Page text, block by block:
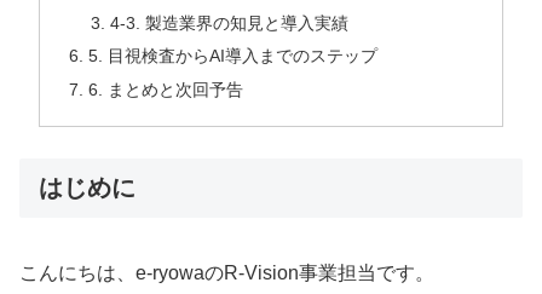
4-3. 製造業界の知見と導入実績
5. 目視検査からAI導入までのステップ
6. まとめと次回予告
はじめに
こんにちは、e-ryowaのR-Vision事業担当です。